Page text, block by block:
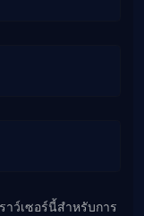
าว์เซอร์นี้สำหรับการ